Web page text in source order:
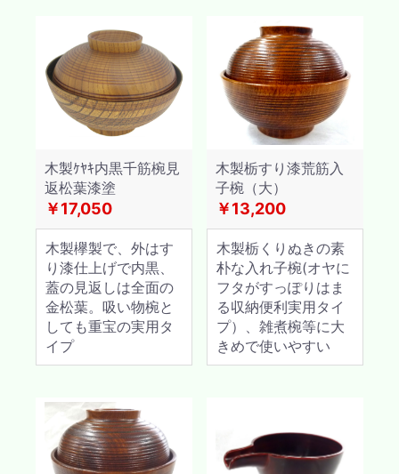
木製ｹﾔｷ内黒千筋椀見
返松葉漆塗
￥17,050
木製欅製で、外はす
り漆仕上げで内黒、
蓋の見返しは全面の
金松葉。吸い物椀と
しても重宝の実用タ
イプ
木製栃すり漆荒筋入
子椀（大）
￥13,200
木製栃くりぬきの素
朴な入れ子椀(オヤに
フタがすっぽりはま
る収納便利実用タイ
プ）、雑煮椀等に大
きめで使いやすい